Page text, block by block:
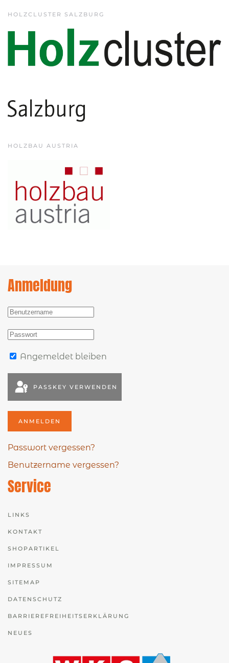
HOLZCLUSTER SALZBURG
HOLZBAU AUSTRIA
Anmeldung
Angemeldet bleiben
PASSKEY VERWENDEN
ANMELDEN
Passwort vergessen?
Benutzername vergessen?
Service
LINKS
KONTAKT
SHOPARTIKEL
IMPRESSUM
SITEMAP
DATENSCHUTZ
BARRIEREFREIHEITSERKLÄRUNG
NEUES